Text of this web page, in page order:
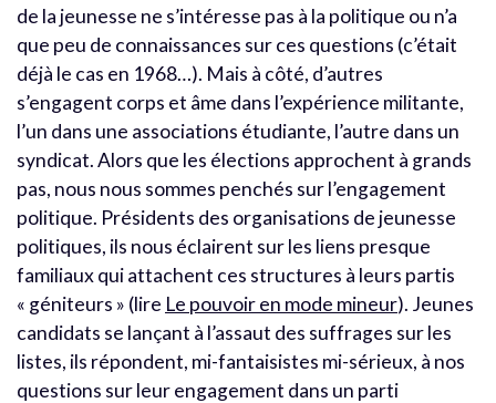
de la jeunesse ne s’intéresse pas à la politique ou n’a
que peu de connaissances sur ces questions (c’était
déjà le cas en 1968…). Mais à côté, d’autres
s’engagent corps et âme dans l’expérience militante,
l’un dans une associations étudiante, l’autre dans un
syndicat. Alors que les élections approchent à grands
pas, nous nous sommes penchés sur l’engagement
politique. Présidents des organisations de jeunesse
politiques, ils nous éclairent sur les liens presque
familiaux qui attachent ces structures à leurs partis
« géniteurs » (lire Le pouvoir en mode mineur). Jeunes
candidats se lançant à l’assaut des suffrages sur les
listes, ils répondent, mi-fantaisistes mi-sérieux, à nos
questions sur leur engagement dans un parti